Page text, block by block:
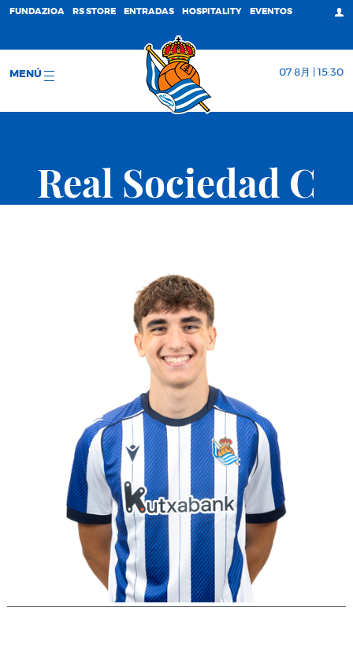
FUNDAZIOA RS STORE ENTRADAS HOSPITALITY EVENTOS
MENÚ 07 8月 | 15:30
Real Sociedad C